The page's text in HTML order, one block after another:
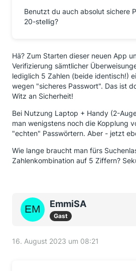
Benutzt du auch absolut sichere
20-stellig?
Hä? Zum Starten dieser neuen App
Verifizierung sämtlicher
lediglich 5 Zahlen (beide identisch!)
wegen "sicheres Passwort". Das ist
Witz an Sicherheit!
Bei Nutzung Laptop + Handy (2-
man wenigstens noch die Kopplung
"echten" Passwörtern. Aber - jetzt
Wie lange braucht man fürs
Zahlenkombination auf 5 Ziffern?
EmmiSA
Gast
16. August 2023 um 08:21